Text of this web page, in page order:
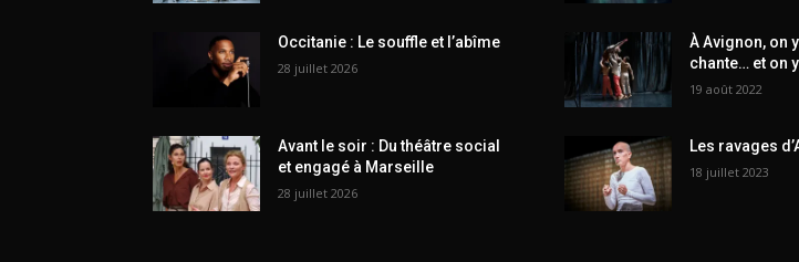
Occitanie : Le souffle et l’abîme
28 juillet 2026
Avant le soir : Du théâtre social
et engagé à Marseille
28 juillet 2026
À Avignon, on
chante… et on
19 août 2022
Les ravages
18 juillet 2023